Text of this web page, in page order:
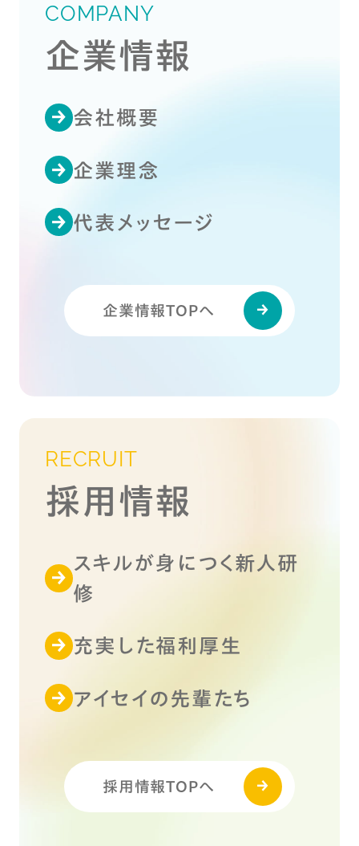
COMPANY
企業情報
会社概要
企業理念
代表メッセージ
企業情報TOPへ
RECRUIT
採用情報
スキルが身につく新人研
修
充実した福利厚生
アイセイの先輩たち
採用情報TOPへ